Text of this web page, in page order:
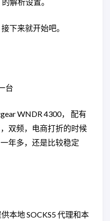
下来就开始吧。
台
WNDR 4300， 配有
双频，电商打折的时候
年多，还是比较稳定
本地 SOCKS5 代理和本